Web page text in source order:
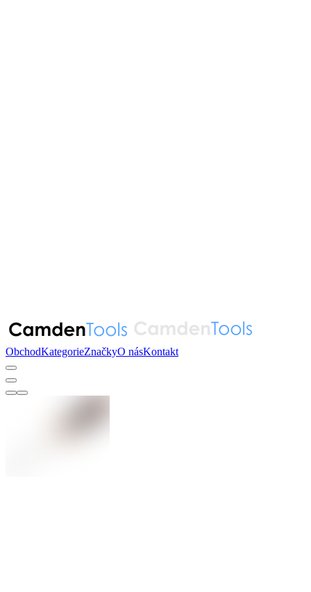
ObchodKategorieZnačkyO násKontakt